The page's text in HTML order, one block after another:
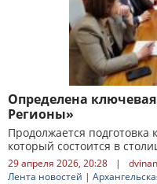
Определена
Регионы»
Продолжается подготовка
который состоится в
29 апреля 2026, 20:28 |
Лента новостей |